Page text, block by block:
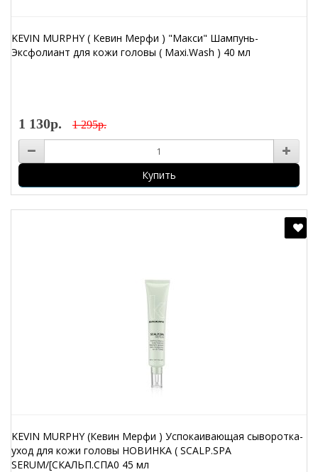
KEVIN MURPHY ( Кевин Мерфи ) "Макси" Шампунь-
Эксфолиант для кожи головы ( Maxi.Wash ) 40 мл
1 130р. 1 295р.
Купить
KEVIN MURPHY (Кевин Мерфи ) Успокаивающая сыворотка-
уход для кожи головы НОВИНКА ( SCALP.SPA
SERUM/[СКАЛЬП.СПА0 45 мл